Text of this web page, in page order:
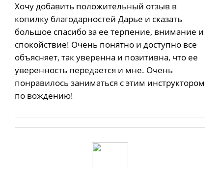
Хочу добавить положительный отзыв в
копилку благодарностей Дарье и сказать
большое спасибо за ее терпение, внимание и
спокойствие! Очень понятно и доступно все
объясняет, так уверенна и позитивна, что ее
уверенность передается и мне. Очень
понравилось заниматься с этим инструктором
по вождению!